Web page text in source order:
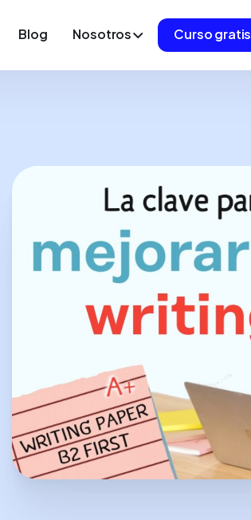
Blog Nosotros Curso gratis